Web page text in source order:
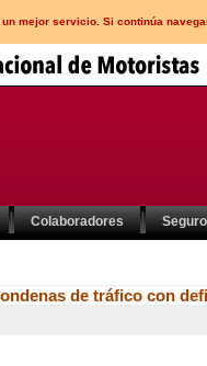
mejor servicio. Si continúa
Colaboradores
de tráfico con